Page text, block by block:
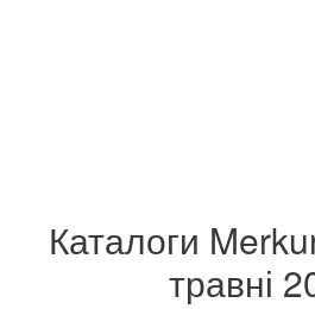
Каталоги
травні